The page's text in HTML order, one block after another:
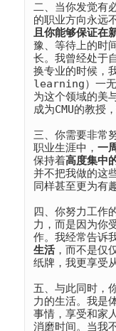
二、当你发觉有
的职业方向永远
且你能够保证在
豫、等待上的时
长。我曾经处于
换专业的时候，
learning）一无
为这个领域的美
成为CMU的教授
三、你需要非常
职业生涯中，一
保持着高度集中
并不把我做的这
同样甚至更为有
四、你努力工作
力，而是因为你
作。我经常告诉
生活，而不是仅
纸牌，我更享受
五、与此同时，
力的生活。我是
事情，享受和家
消磨时间。当我